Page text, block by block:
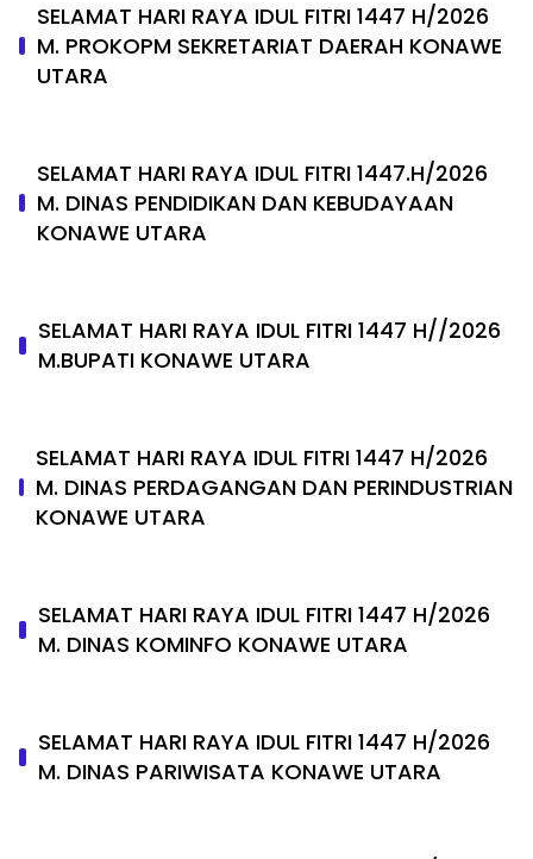
SELAMAT HARI RAYA IDUL FITRI 1447 H/2026
M. PROKOPM SEKRETARIAT DAERAH KONAWE
UTARA
SELAMAT HARI RAYA IDUL FITRI 1447.H/2026
M. DINAS PENDIDIKAN DAN KEBUDAYAAN
KONAWE UTARA
SELAMAT HARI RAYA IDUL FITRI 1447 H//2026
M.BUPATI KONAWE UTARA
SELAMAT HARI RAYA IDUL FITRI 1447 H/2026
M. DINAS PERDAGANGAN DAN PERINDUSTRIAN
KONAWE UTARA
SELAMAT HARI RAYA IDUL FITRI 1447 H/2026
M. DINAS KOMINFO KONAWE UTARA
SELAMAT HARI RAYA IDUL FITRI 1447 H/2026
M. DINAS PARIWISATA KONAWE UTARA